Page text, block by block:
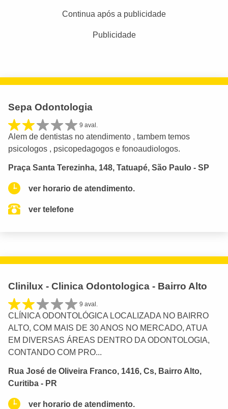
Continua após a publicidade
Publicidade
Sepa Odontologia
9 aval.
Alem de dentistas no atendimento , tambem temos
psicologos , psicopedagogos e fonoaudiologos.
Praça Santa Terezinha, 148, Tatuapé, São Paulo - SP
ver horario de atendimento.
ver telefone
Clinilux - Clinica Odontologica - Bairro Alto
9 aval.
CLÍNICA ODONTOLÓGICA LOCALIZADA NO BAIRRO
ALTO, COM MAIS DE 30 ANOS NO MERCADO, ATUA
EM DIVERSAS ÁREAS DENTRO DA ODONTOLOGIA,
CONTANDO COM PRO...
Rua José de Oliveira Franco, 1416, Cs, Bairro Alto,
Curitiba - PR
ver horario de atendimento.